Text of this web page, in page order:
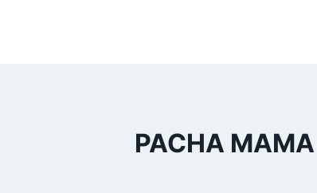
PACHA MAMA